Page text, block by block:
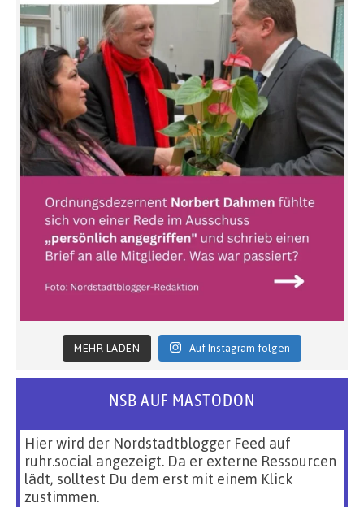
MEHR LADEN Auf Instagram folgen
NSB AUF MASTODON
Hier wird der Nordstadtblogger Feed auf
ruhr.social angezeigt. Da er externe Ressourcen
lädt, solltest Du dem erst mit einem Klick
zustimmen.